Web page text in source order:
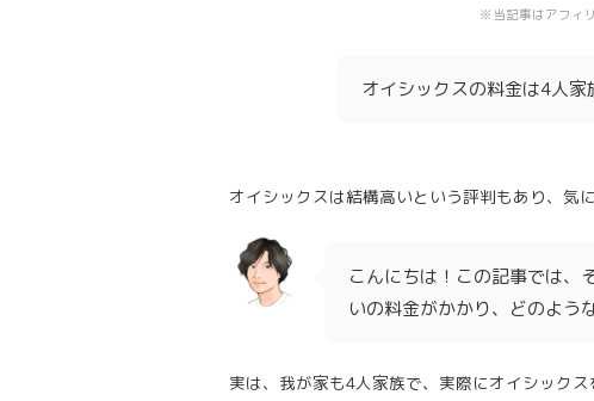
※当記事はアフィ
オイシックスの料金は4人
オイシックスは結構高いという評判もあり、気
こんにちは！この記事では、
いの料金がかかり、どのよう
実は、我が家も4人家族で、実際にオイシック